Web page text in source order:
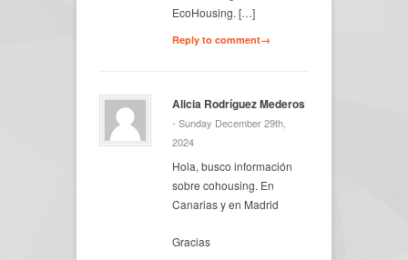
EcoHousing. […]
Reply to comment→
Alicia Rodríguez Mederos
- Sunday December 29th,
2024
Hola, busco información
sobre cohousing. En
Canarias y en Madrid
Gracias